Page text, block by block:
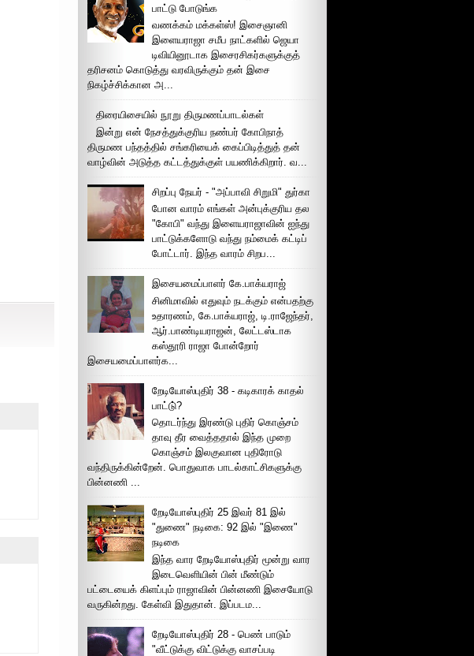
பாட்டு போடுங்க
வணக்கம் மக்கள்ஸ்! இசைஞானி
இளையராஜா சமீப நாட்களில் ஜெயா
டிவியினூடாக இசைரசிகர்களுக்குத்
தரிசனம் கொடுத்து வரவிருக்கும் தன் இசை
நிகழ்ச்சிக்கான அ...
திரையிசையில் நூறு திருமணப்பாடல்கள்
இன்று என் நேசத்துக்குரிய நண்பர் கோபிநாத்
திருமண பந்தத்தில் சங்கரியைக் கைப்பிடித்துத் தன்
வாழ்வின் அடுத்த கட்டத்துக்குள் பயணிக்கிறார். வ...
சிறப்பு நேயர் - "அப்பாவி சிறுமி" துர்கா
போன வாரம் எங்கள் அன்புக்குரிய தல
"கோபி" வந்து இளையராஜாவின் ஐந்து
பாட்டுக்களோடு வந்து நம்மைக் கட்டிப்
போட்டார். இந்த வாரம் சிறப...
இசையமைப்பாளர் கே.பாக்யராஜ்
சினிமாவில் எதுவும் நடக்கும் என்பதற்கு
உதாரணம், கே.பாக்யராஜ், டி.ராஜேந்தர்,
ஆர்.பாண்டியராஜன், லேட்டஸ்டாக
கஸ்தூரி ராஜா போன்றோர்
இசையமைப்பாளர்க...
றேடியோஸ்புதிர் 38 - கடிகாரக் காதல்
பாட்டு்?
தொடர்ந்து இரண்டு புதிர் கொஞ்சம்
தாவு தீர வைத்ததால் இந்த முறை
கொஞ்சம் இலகுவான புதிரோடு
வந்திருக்கின்றேன். பொதுவாக பாடல்காட்சிகளுக்கு
பின்னணி ...
றேடியோஸ்புதிர் 25 இவர் 81 இல்
"துணை" நடிகை: 92 இல் "இணை"
நடிகை
இந்த வார றேடியோஸ்புதிர் மூன்று வார
இடைவெளியின் பின் மீண்டும்
பட்டையைக் கிளப்பும் ராஜாவின் பின்னணி இசையோடு
வருகின்றது. கேள்வி இதுதான். இப்படம...
றேடியோஸ்புதிர் 28 - பெண் பாடும்
"வீட்டுக்கு விட்டுக்கு வாசப்படி